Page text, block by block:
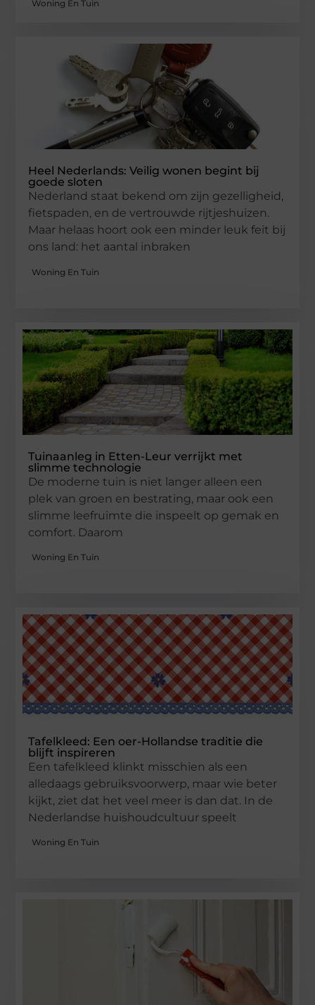
Woning En Tuin
Heel Nederlands: Veilig wonen begint bij
goede sloten
Nederland staat bekend om zijn gezelligheid,
fietspaden, en de vertrouwde rijtjeshuizen.
Maar helaas hoort ook een minder leuk feit bij
ons land: het aantal inbraken
Woning En Tuin
Tuinaanleg in Etten-Leur verrijkt met
slimme technologie
De moderne tuin is niet langer alleen een
plek van groen en bestrating, maar ook een
slimme leefruimte die inspeelt op gemak en
comfort. Daarom
Woning En Tuin
Tafelkleed: Een oer-Hollandse traditie die
blijft inspireren
Een tafelkleed klinkt misschien als een
alledaags gebruiksvoorwerp, maar wie beter
kijkt, ziet dat het veel meer is dan dat. In de
Nederlandse huishoudcultuur speelt
Woning En Tuin